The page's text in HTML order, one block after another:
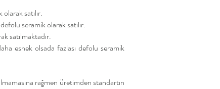
satılır.
seramik olarak satılır.
satılmaktadır.
esnek olsada fazlası defolu seramik
rağmen üretimden standartın